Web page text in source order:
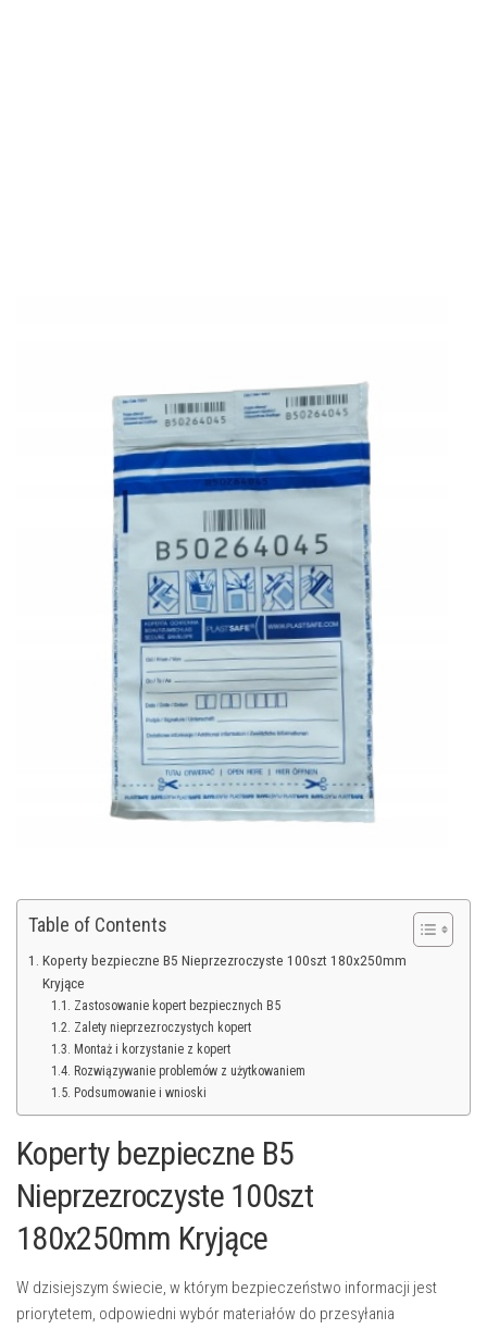
Table of Contents
Koperty bezpieczne B5 Nieprzezroczyste 100szt 180x250mm
Kryjące
Zastosowanie kopert bezpiecznych B5
Zalety nieprzezroczystych kopert
Montaż i korzystanie z kopert
Rozwiązywanie problemów z użytkowaniem
Podsumowanie i wnioski
Koperty bezpieczne B5
Nieprzezroczyste 100szt
180x250mm Kryjące
W dzisiejszym świecie, w którym bezpieczeństwo informacji jest
priorytetem, odpowiedni wybór materiałów do przesyłania